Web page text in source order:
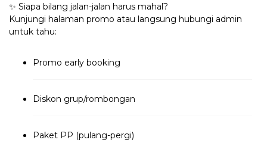
✨ Siapa bilang jalan-jalan harus mahal?
Kunjungi halaman promo atau langsung hubungi admin
untuk tahu:
Promo early booking
Diskon grup/rombongan
Paket PP (pulang-pergi)